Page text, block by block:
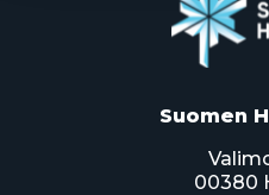
Suomen
00380